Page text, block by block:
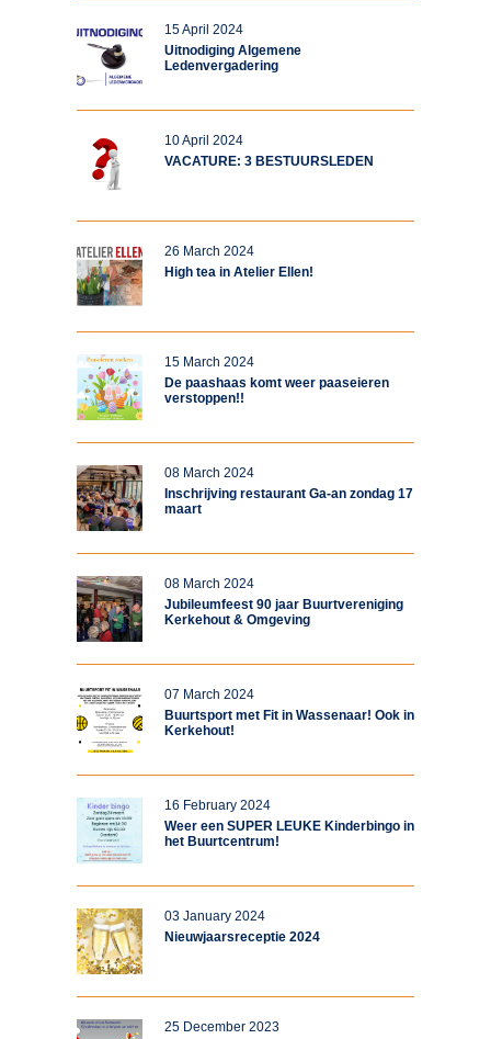
15 April 2024
Uitnodiging Algemene
Ledenvergadering
10 April 2024
VACATURE: 3 BESTUURSLEDEN
26 March 2024
High tea in Atelier Ellen!
15 March 2024
De paashaas komt weer paaseieren
verstoppen!!
08 March 2024
Inschrijving restaurant Ga-an zondag 17
maart
08 March 2024
Jubileumfeest 90 jaar Buurtvereniging
Kerkehout & Omgeving
07 March 2024
Buurtsport met Fit in Wassenaar! Ook in
Kerkehout!
16 February 2024
Weer een SUPER LEUKE Kinderbingo in
het Buurtcentrum!
03 January 2024
Nieuwjaarsreceptie 2024
25 December 2023